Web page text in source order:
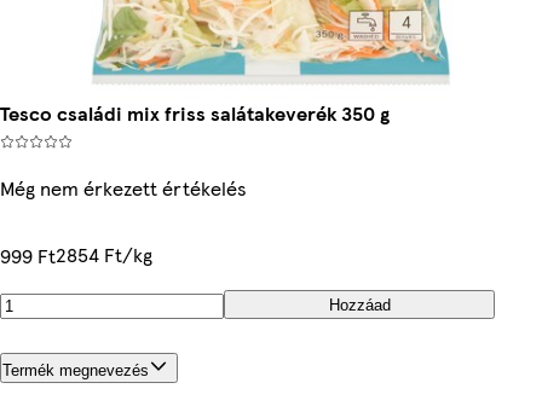
Tesco családi mix friss salátakeverék 350 g
Még nem érkezett értékelés
999 Ft2854 Ft/kg
Hozzáad
Termék megnevezés